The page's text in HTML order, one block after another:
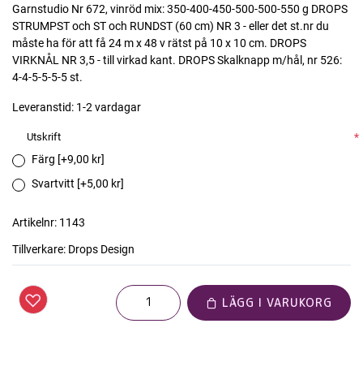
Garnstudio Nr 672, vinröd mix: 350-400-450-500-500-550 g DROPS
STRUMPST och ST och RUNDST (60 cm) NR 3 - eller det st.nr du
måste ha för att få 24 m x 48 v rätst på 10 x 10 cm. DROPS
VIRKNÅL NR 3,5 - till virkad kant. DROPS Skalknapp m/hål, nr 526:
4-4-5-5-5-5 st.
Leveranstid: 1-2 vardagar
Utskrift
*
Färg [+9,00 kr]
Svartvitt [+5,00 kr]
Artikelnr: 1143
Tillverkare: Drops Design
LÄGG I VARUKORG